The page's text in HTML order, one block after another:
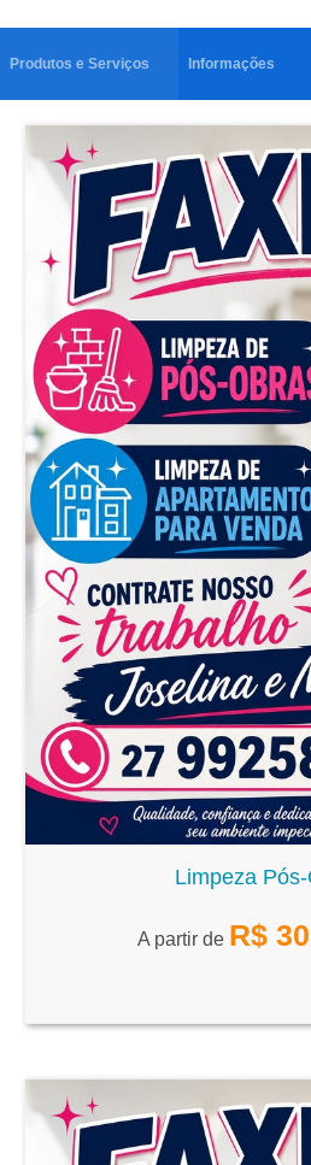
Produtos e Serviços Informações
Limpeza
A partir de R$